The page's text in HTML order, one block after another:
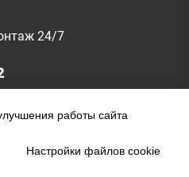
Позвонить
Reserved.
с freepik.com
24/7
работы сайта
Настройки файлов cookie